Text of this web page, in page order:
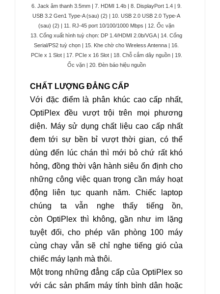
6. Jack âm thanh 3.5mm | 7. HDMI 1.4b | 8. DisplayPort 1.4 | 9.
USB 3.2 Gen1 Type-A (sau) (2) | 10. USB 2.0 USB 2.0 Type-A
(sau) (2) | 11. RJ-45 port 10/100/1000 Mbps | 12. Ốc vặn
13. Cổng xuất hình tuỳ chọn: DP 1.4/HDMI 2.0b/VGA | 14. Cổng
Serial/PS2 tuỳ chọn | 15. Khe chờ cho Wireless Antenna | 16.
PCIe x 1 Slot | 17. PCIe x 16 Slot | 18. Chỗ cắm dây nguồn | 19.
Ốc vặn | 20. Đèn báo hiệu nguồn
CHẤT LƯỢNG ĐẲNG CẤP
Với đặc điểm là phân khúc cao cấp nhất,
OptiPlex đều vượt trội trên mọi phương
diện. Máy sử dụng chất liệu cao cấp nhất
đem tới sự bền bỉ vượt thời gian, có thể
dùng đến lúc chán thì mới bỏ chứ rất khó
hỏng, đồng thời vận hành siêu ổn định cho
những công việc quan trọng cần máy hoạt
động liên tục quanh năm. Chiếc laptop
chúng ta vẫn nghe thấy tiếng ồn,
còn OptiPlex thì không, gần như im lặng
tuyệt đối, cho phép văn phòng 100 máy
cùng chạy vẫn sẽ chỉ nghe tiếng gió của
chiếc máy lạnh mà thôi.
Một trong những đẳng cấp của OptiPlex so
với các sản phẩm máy tính bình dân hoặc